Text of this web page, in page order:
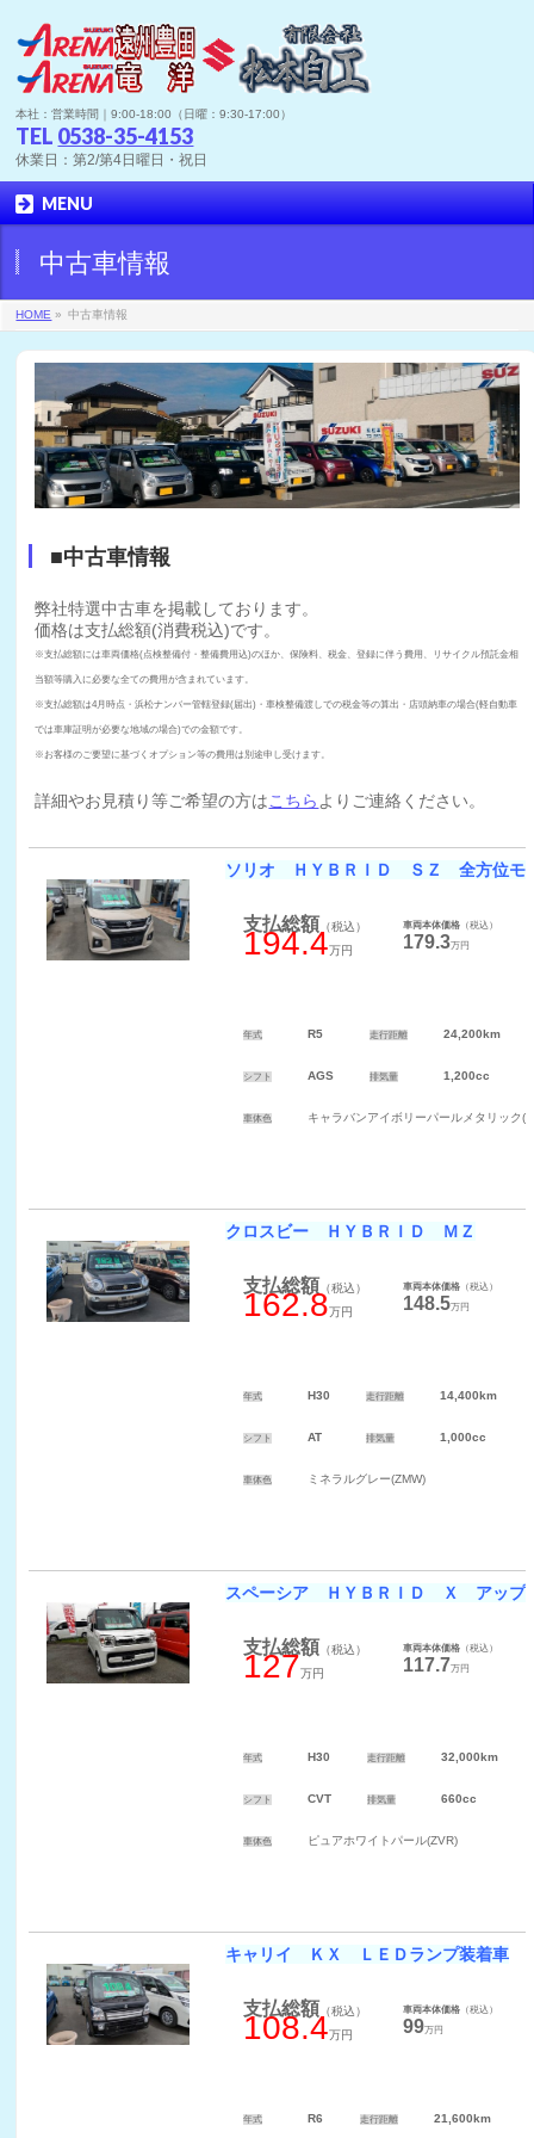
本社：営業時間｜9:00-18:00（日曜：9:30-17:00）
TEL 0538-35-4153
休業日：第2/第4日曜日・祝日
MENU
中古車情報
HOME » 中古車情報
■中古車情報
弊社特選中古車を掲載しております。
価格は支払総額(消費税込)です。
※支払総額には車両価格(点検整備付・整備費用込)のほか、保険料、税金、登録に伴う費用、リサイクル預託金相
当額等購入に必要な全ての費用が含まれています。
※支払総額は4月時点・浜松ナンバー管轄登録(届出)・車検整備渡しでの税金等の算出・店頭納車の場合(軽自動車
では車庫証明が必要な地域の場合)での金額です。
※お客様のご要望に基づくオプション等の費用は別途申し受けます。
詳細やお見積り等ご希望の方はこちら よりご連絡ください。
ソリオ ＨＹＢＲＩＤ ＳＺ 全方位モ
支払総額 （税込）
194.4万円
車両本体価格 （税込）
179.3万円
年式 R5 走行距離 24,200km
シフト AGS 排気量 1,200cc
車体色 キャラバンアイボリーパールメタリック
クロスビー ＨＹＢＲＩＤ ＭＺ
支払総額 （税込）
162.8万円
車両本体価格 （税込）
148.5万円
年式 H30 走行距離 14,400km
シフト AT 排気量 1,000cc
車体色 ミネラルグレー(ZMW)
スペーシア ＨＹＢＲＩＤ Ｘ アップ
支払総額 （税込）
127万円
車両本体価格 （税込）
117.7万円
年式 H30 走行距離 32,000km
シフト CVT 排気量 660cc
車体色 ピュアホワイトパール(ZVR)
キャリイ ＫＸ ＬＥＤランプ装着車
支払総額 （税込）
108.4万円
車両本体価格 （税込）
99万円
年式 R6 走行距離 21,600km